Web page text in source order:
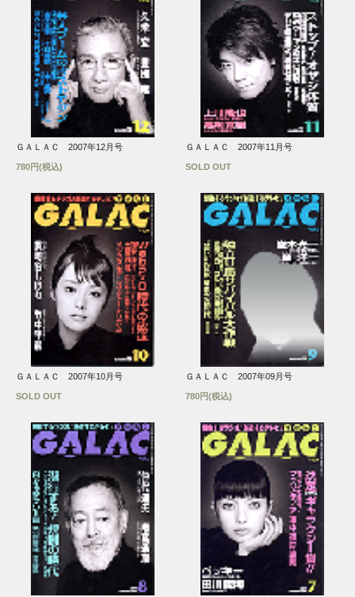
ＧＡＬＡＣ 2007年12月号
780円(税込)
ＧＡＬＡＣ 2007年11月号
SOLD OUT
ＧＡＬＡＣ 2007年10月号
SOLD OUT
ＧＡＬＡＣ 2007年09月号
780円(税込)